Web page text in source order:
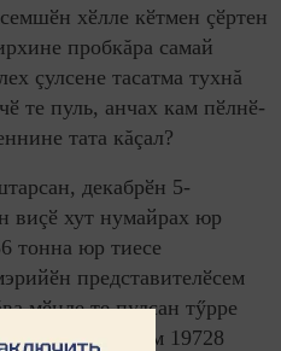
хӗлле кӗтмен çӗртен
пробкăра самай
çулсене тасатма тухнă
те пуль, анчах кам пӗлнӗ-
тата кăçал?
декабрӗн 5-
виçӗ хут нумайрах юр
тонна юр тиесе
представителӗсем
мӗнле те пулсан тӳрре
вӗсем 19728